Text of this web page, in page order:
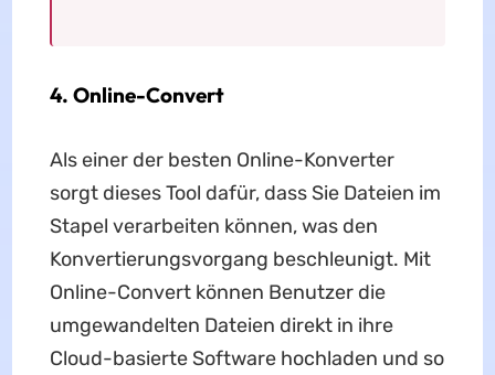
4. Online-Convert
Als einer der besten Online-Konverter
sorgt dieses Tool dafür, dass Sie Dateien im
Stapel verarbeiten können, was den
Konvertierungsvorgang beschleunigt. Mit
Online-Convert können Benutzer die
umgewandelten Dateien direkt in ihre
Cloud-basierte Software hochladen und so